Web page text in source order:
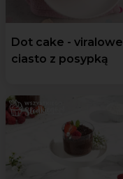
Dot cake - viralowe
ciasto z posypką